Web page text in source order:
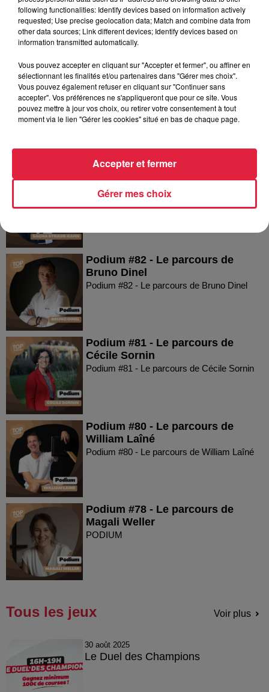
5 août 2026
Europa-Park : des précisons sur
l’après Euro-Mir
Sacha Straub-Kahn
Podium #82 - Le parcours de
Bruno Dinel
Podium #82 - Le parcours de Bruno Dinel
Podium #81 - Le parcours de
Cécile Sornin
Podium #81 - Le parcours de Cécile Sornin
Podium #80 - Le parcours de
William Laîné
Podium #80 - Le parcours de William Laîné
Podium #78 - Le parcours de
Magali Weller
PODIUM
Tous les jeux Voir plus
30 août 2025
Le Duel des Champions
following functionalities: Identify devices based on information actively
requested; Use precise geolocation data; Match and combine data from
other data sources; Link different devices; Identify devices based on
information transmitted automatically.
Vous pouvez accepter en cliquant sur "Accepter et fermer", ou affiner en
sélectionnant les finalités et/ou partenaires dans "Gérer mes choix".
Vous pouvez également refuser en cliquant sur "Continuer sans
accepter". Vos préférences ne s'appliqueront que pour ce site. Vous
pouvez mettre à jour vos choix, ou retirer votre consentement à tout
moment via le lien "Gérer les cookies" situé en bas de chaque page.
Gérer mes choix
Accepter et fermer